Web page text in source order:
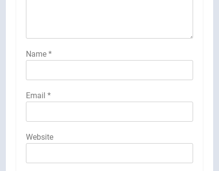
Name *
Email *
Website